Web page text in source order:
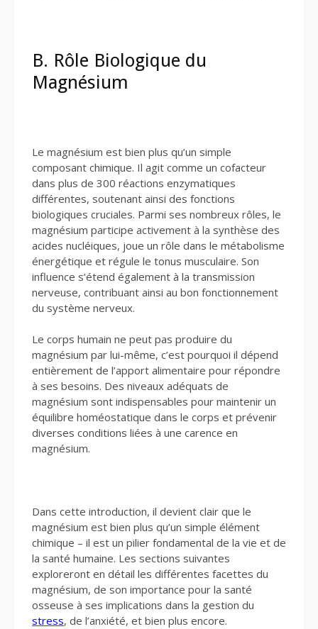
B. Rôle Biologique du
Magnésium
Le magnésium est bien plus qu’un simple
composant chimique. Il agit comme un cofacteur
dans plus de 300 réactions enzymatiques
différentes, soutenant ainsi des fonctions
biologiques cruciales. Parmi ses nombreux rôles, le
magnésium participe activement à la synthèse des
acides nucléiques, joue un rôle dans le métabolisme
énergétique et régule le tonus musculaire. Son
influence s’étend également à la transmission
nerveuse, contribuant ainsi au bon fonctionnement
du système nerveux.
Le corps humain ne peut pas produire du
magnésium par lui-même, c’est pourquoi il dépend
entièrement de l’apport alimentaire pour répondre
à ses besoins. Des niveaux adéquats de
magnésium sont indispensables pour maintenir un
équilibre homéostatique dans le corps et prévenir
diverses conditions liées à une carence en
magnésium.
Dans cette introduction, il devient clair que le
magnésium est bien plus qu’un simple élément
chimique – il est un pilier fondamental de la vie et de
la santé humaine. Les sections suivantes
exploreront en détail les différentes facettes du
magnésium, de son importance pour la santé
osseuse à ses implications dans la gestion du
stress, de l’anxiété, et bien plus encore.